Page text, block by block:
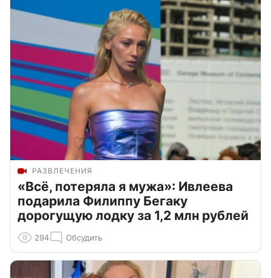
РАЗВЛЕЧЕНИЯ
«Всё, потеряла я мужа»: Ивлеева
подарила Филиппу Бегаку
дорогущую лодку за 1,2 млн рублей
294 Обсудить